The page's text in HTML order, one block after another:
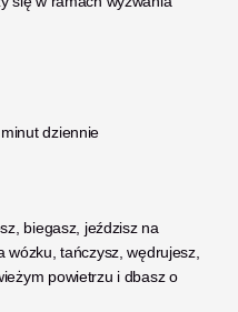
dziennie
biegasz, jeździsz na
wózku, tańczysz, wędrujesz,
powietrzu i dbasz o